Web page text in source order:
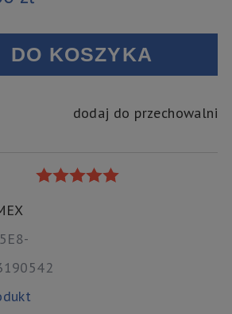
DO KOSZYKA
dodaj do przechowalni